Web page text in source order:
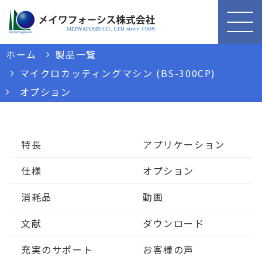
ホーム
製品一覧
マイクロカッティングマシン (BS-300CP)
オプション
特長
アプリケーション
仕様
オプション
消耗品
動画
文献
ダウンロード
充実のサポート
お客様の声